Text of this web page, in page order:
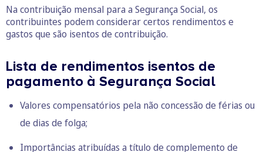
Na contribuição mensal para a Segurança Social, os
contribuintes podem considerar certos rendimentos e
gastos que são isentos de contribuição.
Lista de rendimentos isentos de
pagamento à Segurança Social
Valores compensatórios pela não concessão de férias ou
de dias de folga;
Importâncias atribuídas a título de complemento de